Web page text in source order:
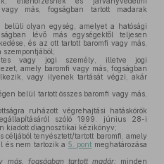
más, fogságban tartott madarak
belüli olyan egység, amelyet a hatósági
lévő más egységektől teljesen
és az ott tartott baromfi vagy más,
szempontjából;
vagy jogi személy, illetve jogi
amely baromfi vagy más, fogságban
vagy ilyenek tartását végzi, akár
belül tartott összes baromfi vagy más,
ruházott végrehajtási hatáskörök
szóló 1999. június 28-i
kiadott diagnosztikai kézikönyv;
céljából tenyésztett/tartott baromfi, amely
és nem tartozik a 5. pont meghatározása
más, fogságban tartott madár: minden